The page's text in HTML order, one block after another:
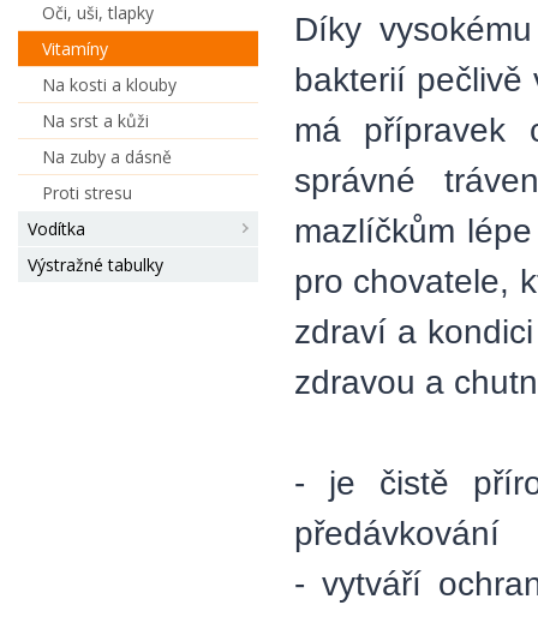
Oči, uši, tlapky
Vitamíny
Na kosti a klouby
Na srst a kůži
Na zuby a dásně
Proti stresu
Vodítka
Výstražné tabulky
Díky
bakterií pečlivě
má přípravek
správné
mazlíčkům
pro chovatele,
zdraví a
zdravou a
- je čistě
předávkování
- vytváří